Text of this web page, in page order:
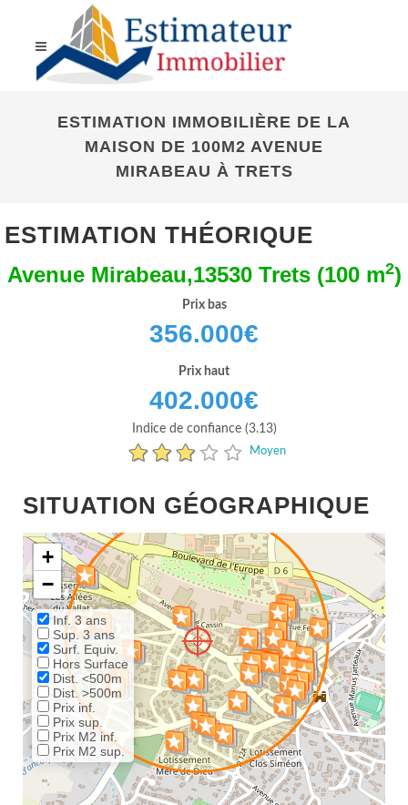
ESTIMATION IMMOBILIÈRE DE LA
MAISON DE 100M2 AVENUE
MIRABEAU À TRETS
ESTIMATION THÉORIQUE
Avenue Mirabeau,13530 Trets (100 m2)
Prix bas
356.000€
Prix haut
402.000€
Indice de confiance (3.13)
Moyen
SITUATION GÉOGRAPHIQUE
+
−
Inf. 3 ans
Sup. 3 ans
Surf. Equiv.
Hors Surface
Dist. <500m
Dist. >500m
Prix inf.
Prix sup.
Prix M2 inf.
Prix M2 sup.